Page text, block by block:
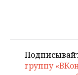
группу